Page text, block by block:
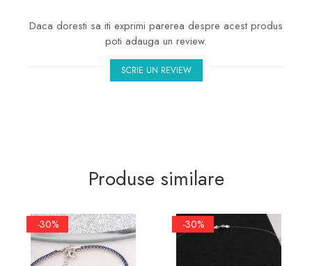
marimea 56
Daca doresti sa iti exprimi parerea despre acest produs
poti adauga un review.
SCRIE UN REVIEW
Produse similare
-30% -30%